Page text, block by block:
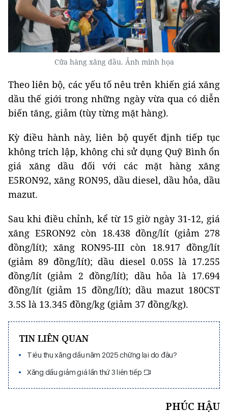
Cửa hàng xăng dầu. Ảnh minh họa
Theo liên bộ, các yếu tố nêu trên khiến giá xăng
dầu thế giới trong những ngày vừa qua có diễn
biến tăng, giảm (tùy từng mặt hàng).
Kỳ điều hành này, liên bộ quyết định tiếp tục
không trích lập, không chi sử dụng Quỹ Bình ổn
giá xăng dầu đối với các mặt hàng xăng
E5RON92, xăng RON95, dầu diesel, dầu hỏa, dầu
mazut.
Sau khi điều chỉnh, kể từ 15 giờ ngày 31-12, giá
xăng E5RON92 còn 18.438 đồng/lít (giảm 278
đồng/lít); xăng RON95-III còn 18.917 đồng/lít
(giảm 89 đồng/lít); dầu diesel 0.05S là 17.255
đồng/lít (giảm 2 đồng/lít); dầu hỏa là 17.694
đồng/lít (giảm 15 đồng/lít); dầu mazut 180CST
3.5S là 13.345 đồng/kg (giảm 37 đồng/kg).
TIN LIÊN QUAN
Tiêu thụ xăng dầu năm 2025 chững lại do đâu?
Xăng dầu giảm giá lần thứ 3 liên tiếp
PHÚC HẬU